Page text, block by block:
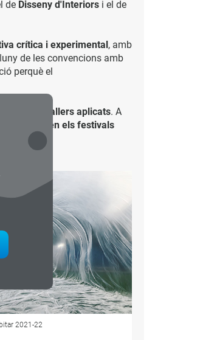
de Disseny d'Interiors i el de
crítica i experimental, amb
de les convencions amb
perquè el
reals tallers aplicats. A
participació en els festivals